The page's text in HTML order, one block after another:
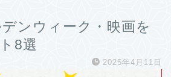
ンウィーク・映画を
8選
2025年4月11日